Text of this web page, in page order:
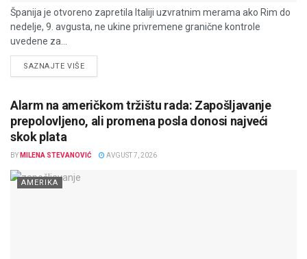
Španija je otvoreno zapretila Italiji uzvratnim merama ako Rim do
nedelje, 9. avgusta, ne ukine privremene granične kontrole
uvedene za...
SAZNAJTE VIŠEDETAILS
Alarm na američkom tržištu rada: Zapošljavanje
prepolovljeno, ali promena posla donosi najveći
skok plata
BY MILENA STEVANOVIĆ AVGUST 7, 2026
AMERIKA